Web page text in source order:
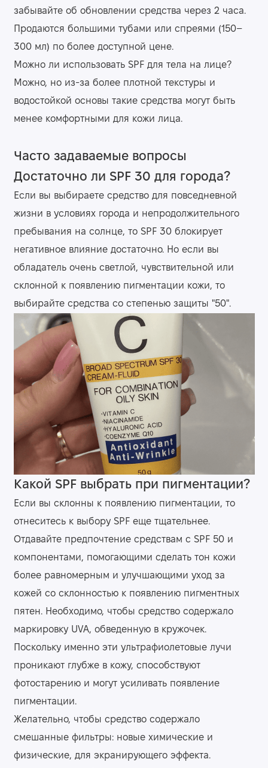
забывайте об обновлении средства через 2 часа.
Продаются большими тубами или спреями (150–
300 мл) по более доступной цене.
Можно ли использовать SPF для тела на лице?
Можно, но из-за более плотной текстуры и
водостойкой основы такие средства могут быть
менее комфортными для кожи лица.
Часто задаваемые вопросы
Достаточно ли SPF 30 для города?
Если вы выбираете средство для повседневной
жизни в условиях города и непродолжительного
пребывания на солнце, то SPF 30 блокирует
негативное влияние достаточно. Но если вы
обладатель очень светлой, чувствительной или
склонной к появлению пигментации кожи, то
выбирайте средства со степенью защиты "50".
Какой SPF выбрать при пигментации?
Если вы склонны к появлению пигментации, то
отнеситесь к выбору SPF еще тщательнее.
Отдавайте предпочтение средствам с SPF 50 и
компонентами, помогающими сделать тон кожи
более равномерным и улучшающими уход за
кожей со склонностью к появлению пигментных
пятен. Необходимо, чтобы средство содержало
маркировку UVA, обведенную в кружочек.
Поскольку именно эти ультрафиолетовые лучи
проникают глубже в кожу, способствуют
фотостарению и могут усиливать появление
пигментации.
Желательно, чтобы средство содержало
смешанные фильтры: новые химические и
физические, для экранирующего эффекта.